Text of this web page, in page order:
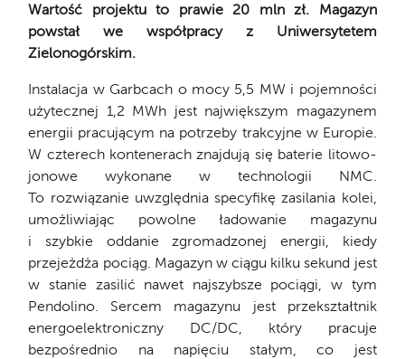
Wartość projektu to prawie 20 mln zł. Magazyn
powstał we współpracy z Uniwersytetem
Zielonogórskim.
Instalacja w Garbcach o mocy 5,5 MW i pojemności
użytecznej 1,2 MWh jest największym magazynem
energii pracującym na potrzeby trakcyjne w Europie.
W czterech kontenerach znajdują się baterie litowo-
jonowe wykonane w technologii NMC.
To rozwiązanie uwzględnia specyfikę zasilania kolei,
umożliwiając powolne ładowanie magazynu
i szybkie oddanie zgromadzonej energii, kiedy
przejeżdża pociąg. Magazyn w ciągu kilku sekund jest
w stanie zasilić nawet najszybsze pociągi, w tym
Pendolino. Sercem magazynu jest przekształtnik
energoelektroniczny DC/DC, który pracuje
bezpośrednio na napięciu stałym, co jest